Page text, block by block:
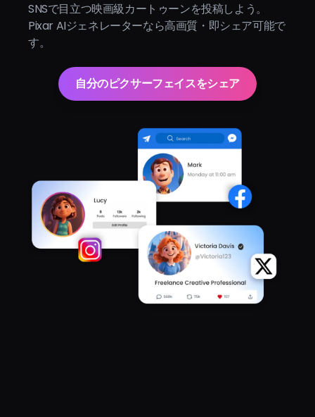
SNSで目立つ映画級カートゥーンを投稿しよう。
Pixar AIジェネレーターなら高画質・即シェア可能で
す。
自分のピクサーフェイスをシェア